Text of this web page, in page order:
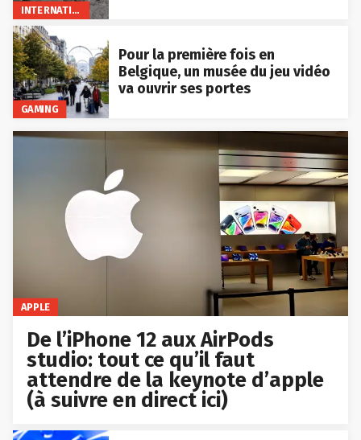
INTERNATIONAL
GAMING
Pour la première fois en
Belgique, un musée du jeu vidéo
va ouvrir ses portes
APPLE
De l’iPhone 12 aux AirPods
studio: tout ce qu’il faut
attendre de la keynote d’apple
(à suivre en direct ici)